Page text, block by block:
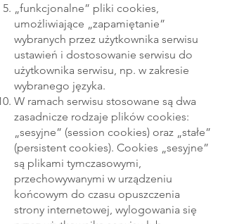
„funkcjonalne” pliki cookies,
umożliwiające „zapamiętanie”
wybranych przez użytkownika serwisu
ustawień i dostosowanie serwisu do
użytkownika serwisu, np. w zakresie
wybranego języka.
W ramach serwisu stosowane są dwa
zasadnicze rodzaje plików cookies:
„sesyjne” (session cookies) oraz „stałe”
(persistent cookies). Cookies „sesyjne”
są plikami tymczasowymi,
przechowywanymi w urządzeniu
końcowym do czasu opuszczenia
strony internetowej, wylogowania się